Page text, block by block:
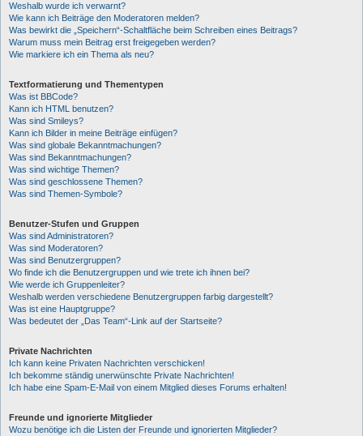
Weshalb wurde ich verwarnt?
Wie kann ich Beiträge den Moderatoren melden?
Was bewirkt die „Speichern“-Schaltfläche beim Schreiben eines Beitrags?
Warum muss mein Beitrag erst freigegeben werden?
Wie markiere ich ein Thema als neu?
Textformatierung und Thementypen
Was ist BBCode?
Kann ich HTML benutzen?
Was sind Smileys?
Kann ich Bilder in meine Beiträge einfügen?
Was sind globale Bekanntmachungen?
Was sind Bekanntmachungen?
Was sind wichtige Themen?
Was sind geschlossene Themen?
Was sind Themen-Symbole?
Benutzer-Stufen und Gruppen
Was sind Administratoren?
Was sind Moderatoren?
Was sind Benutzergruppen?
Wo finde ich die Benutzergruppen und wie trete ich ihnen bei?
Wie werde ich Gruppenleiter?
Weshalb werden verschiedene Benutzergruppen farbig dargestellt?
Was ist eine Hauptgruppe?
Was bedeutet der „Das Team“-Link auf der Startseite?
Private Nachrichten
Ich kann keine Privaten Nachrichten verschicken!
Ich bekomme ständig unerwünschte Private Nachrichten!
Ich habe eine Spam-E-Mail von einem Mitglied dieses Forums erhalten!
Freunde und ignorierte Mitglieder
Wozu benötige ich die Listen der Freunde und ignorierten Mitglieder?